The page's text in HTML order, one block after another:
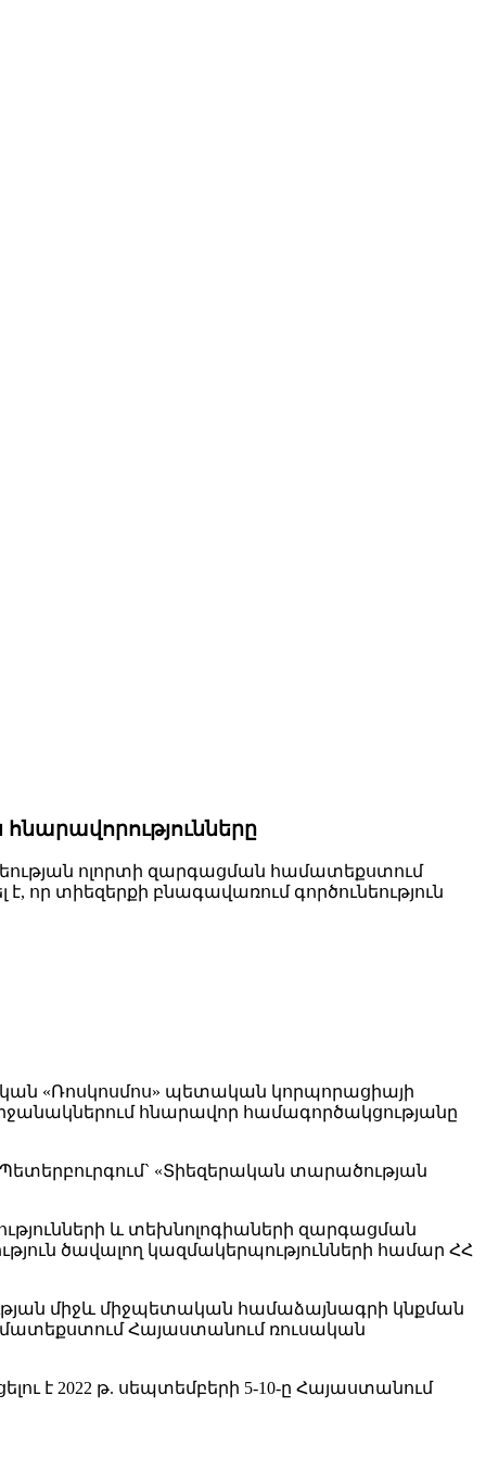
ոլորտի զարգացման համատեքստում
որ տիեզերքի բնագավառում գործունեություն
«Ռոսկոսմոս» պետական կորպորացիայի
հնարավոր համագործակցությանը
«Տիեզերական տարածության
և տեխնոլոգիաների զարգացման
ծավալող կազմակերպությունների համար ՀՀ
միջև միջպետական համաձայնագրի կնքման
Հայաստանում ռուսական
է 2022 թ. սեպտեմբերի 5-10-ը Հայաստանում